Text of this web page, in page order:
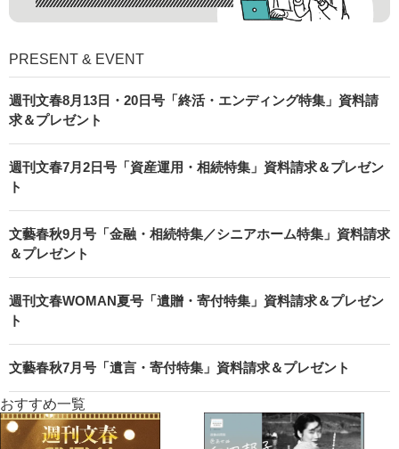
PRESENT & EVENT
週刊文春8月13日・20日号「終活・エンディング特集」資料請
求＆プレゼント
週刊文春7月2日号「資産運用・相続特集」資料請求＆プレゼン
ト
文藝春秋9月号「金融・相続特集／シニアホーム特集」資料請求
＆プレゼント
週刊文春WOMAN夏号「遺贈・寄付特集」資料請求＆プレゼン
ト
文藝春秋7月号「遺言・寄付特集」資料請求＆プレゼント
おすすめ一覧